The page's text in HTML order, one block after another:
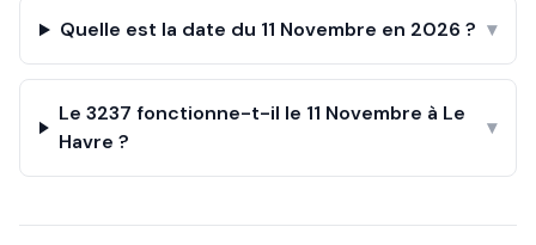
Quelle est la date du 11 Novembre en 2026 ? ▾
Le 3237 fonctionne-t-il le 11 Novembre à Le
Havre ?
▾